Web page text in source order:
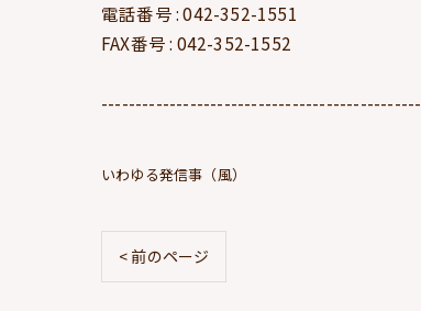
電話番号 : 042-352-1551
FAX番号 : 042-352-1552
いわゆる発信事（風）
< 前のページ